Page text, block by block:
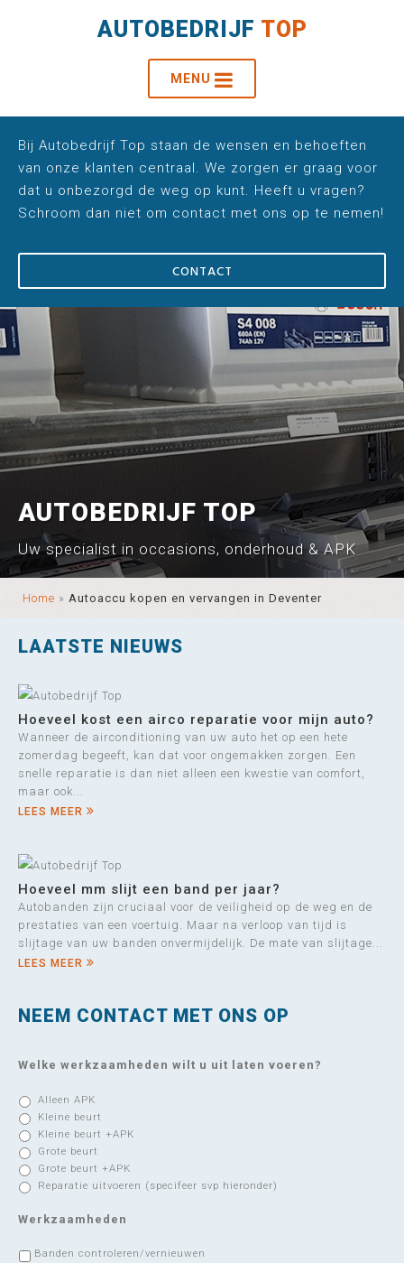
AUTOBEDRIJF TOP
MENU
Bij Autobedrijf Top staan de wensen en behoeften
van onze klanten centraal. We zorgen er graag voor
dat u onbezorgd de weg op kunt. Heeft u vragen?
Schroom dan niet om contact met ons op te nemen!
CONTACT
AUTOBEDRIJF TOP
Uw specialist in occasions, onderhoud & APK
Home » Autoaccu kopen en vervangen in Deventer
LAATSTE NIEUWS
Hoeveel kost een airco reparatie voor mijn auto?
Wanneer de airconditioning van uw auto het op een hete
zomerdag begeeft, kan dat voor ongemakken zorgen. Een
snelle reparatie is dan niet alleen een kwestie van comfort,
maar ook...
LEES MEER
Hoeveel mm slijt een band per jaar?
Autobanden zijn cruciaal voor de veiligheid op de weg en de
prestaties van een voertuig. Maar na verloop van tijd is
slijtage van uw banden onvermijdelijk. De mate van slijtage...
LEES MEER
NEEM CONTACT MET ONS OP
Welke werkzaamheden wilt u uit laten voeren?
Alleen APK
Kleine beurt
Kleine beurt +APK
Grote beurt
Grote beurt +APK
Reparatie uitvoeren (specifeer svp hieronder)
Werkzaamheden
Banden controleren/vernieuwen